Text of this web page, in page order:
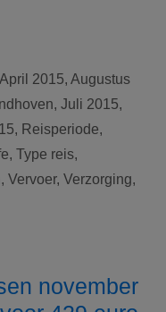
April 2015, Augustus
, Juli 2015,
, Reisperiode,
, Type reis,
, Vervoer, Verzorging,
november